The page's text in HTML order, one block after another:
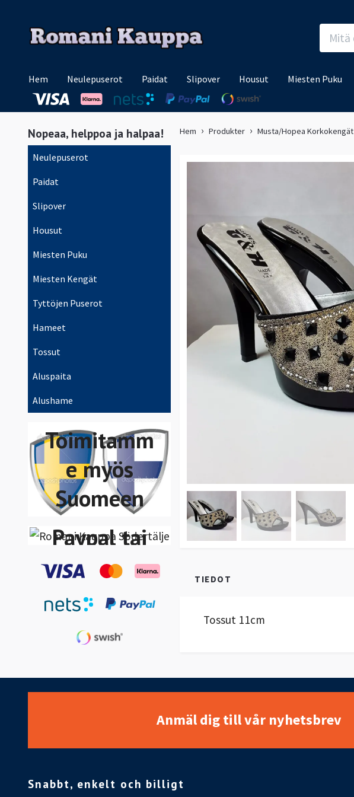
Hem Neulepuserot Paidat Slipover Housut Miesten Puku
Nopeaa, helppoa ja halpaa!
Neulepuserot
Paidat
Slipover
Housut
Miesten Puku
Miesten Kengät
Tyttöjen Puserot
Hameet
Tossut
Aluspaita
Alushame
Toimitamm
e myös
Suomeen
Voit maksaa
Swish,
VISA/Maste
rCard
Bankgiro,
Paypal tai
Klarna
Lasku-
Maksa 30
päivän
kuluessa
Hem Produkter Musta/Hopea Korkokengät
TIEDOT
Tossut 11cm
Anmäl dig till vår nyhetsbrev
Snabbt, enkelt och billigt